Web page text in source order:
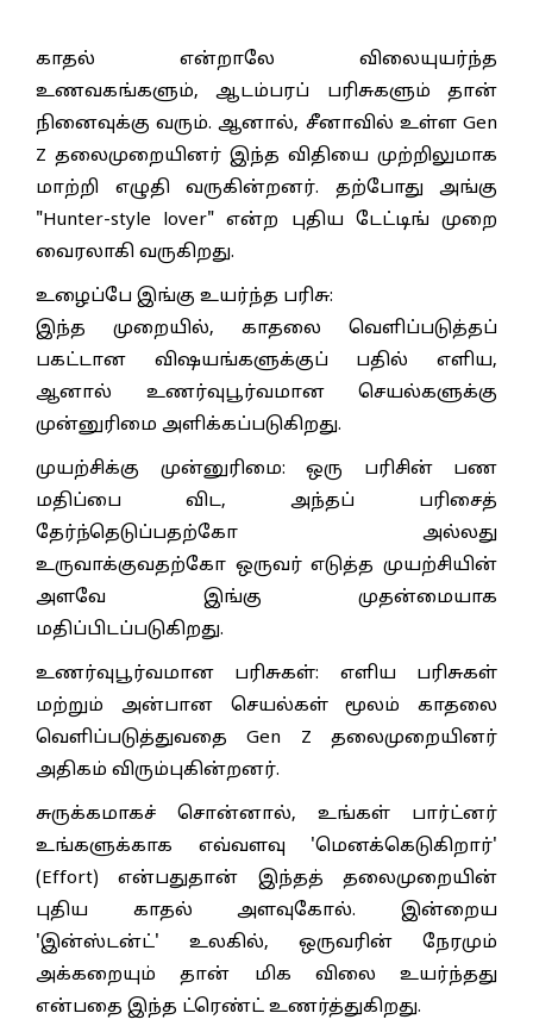
காதல் என்றாலே விலையுயர்ந்த
உணவகங்களும், ஆடம்பரப் பரிசுகளும் தான்
நினைவுக்கு வரும். ஆனால், சீனாவில் உள்ள Gen
Z தலைமுறையினர் இந்த விதியை முற்றிலுமாக
மாற்றி எழுதி வருகின்றனர். தற்போது அங்கு
"Hunter-style lover" என்ற புதிய டேட்டிங் முறை
வைரலாகி வருகிறது.
உழைப்பே இங்கு உயர்ந்த பரிசு:
இந்த முறையில், காதலை வெளிப்படுத்தப்
பகட்டான விஷயங்களுக்குப் பதில் எளிய,
ஆனால் உணர்வுபூர்வமான செயல்களுக்கு
முன்னுரிமை அளிக்கப்படுகிறது.
முயற்சிக்கு முன்னுரிமை: ஒரு பரிசின் பண
மதிப்பை விட, அந்தப் பரிசைத்
தேர்ந்தெடுப்பதற்கோ அல்லது
உருவாக்குவதற்கோ ஒருவர் எடுத்த முயற்சியின்
அளவே இங்கு முதன்மையாக
மதிப்பிடப்படுகிறது.
உணர்வுபூர்வமான பரிசுகள்: எளிய பரிசுகள்
மற்றும் அன்பான செயல்கள் மூலம் காதலை
வெளிப்படுத்துவதை Gen Z தலைமுறையினர்
அதிகம் விரும்புகின்றனர்.
சுருக்கமாகச் சொன்னால், உங்கள் பார்ட்னர்
உங்களுக்காக எவ்வளவு 'மெனக்கெடுகிறார்'
(Effort) என்பதுதான் இந்தத் தலைமுறையின்
புதிய காதல் அளவுகோல். இன்றைய
'இன்ஸ்டன்ட்' உலகில், ஒருவரின் நேரமும்
அக்கறையும் தான் மிக விலை உயர்ந்தது
என்பதை இந்த ட்ரெண்ட் உணர்த்துகிறது.